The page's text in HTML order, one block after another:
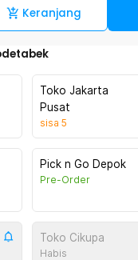
Keranjang
Toko Jakarta
Pusat
sisa 5
Pick n Go Depok
Pre-Order
Toko Cikupa
Habis